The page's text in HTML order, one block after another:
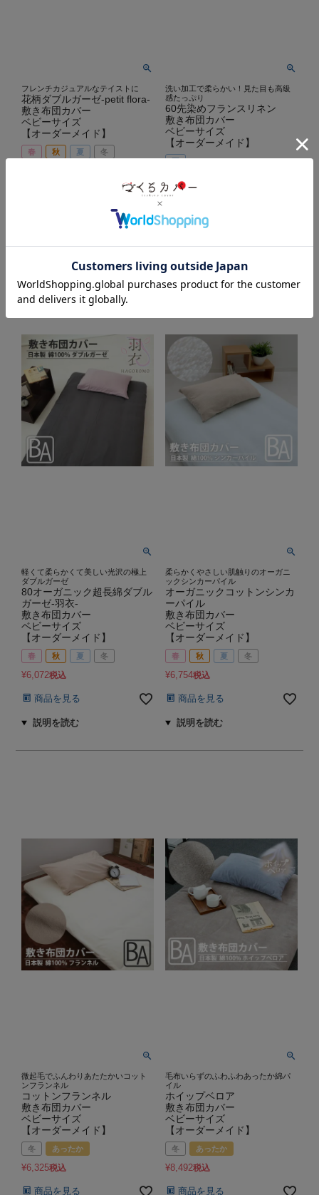
フレンチカジュアルなテイストに
花柄ダブルガーゼ-petit flora-
敷き布団カバー
ベビーサイズ
【オーダーメイド】
春 秋 夏 冬
洗い加工で柔らかい！見た目も高級
感たっぷり
60先染めフランスリネン
敷き布団カバー
ベビーサイズ
【オーダーメイド】
夏
6,666
軽くて柔らかくて美しい光沢の極上
ダブルガーゼ
80オーガニック超長綿ダブル
ガーゼ-羽衣-
敷き布団カバー
ベビーサイズ
【オーダーメイド】
春 秋 夏 冬
¥6,072税込
商品を見る
柔らかくやさしい肌触りのオーガニ
ックシンカーパイル
オーガニックコットンシンカ
ーパイル
敷き布団カバー
ベビーサイズ
【オーダーメイド】
春 秋 夏 冬
¥6,754税込
商品を見る
微起毛でふんわりあたたかいコット
ンフランネル
コットンフランネル
敷き布団カバー
ベビーサイズ
【オーダーメイド】
冬 あったか
¥6,325税込
商品を見る
毛布いらずのふわふわあったか綿パ
イル
ホイップベロア
敷き布団カバー
ベビーサイズ
【オーダーメイド】
冬 あったか
¥8,492税込
商品を見る